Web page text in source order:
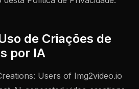
de Criações de
por IA
Users of Img2video.io